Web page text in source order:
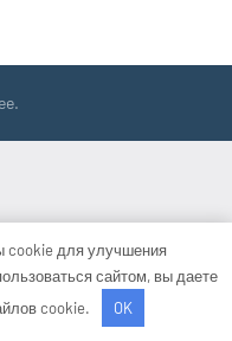
cookie для улучшения
сайтом, вы даете
cookie.
OK